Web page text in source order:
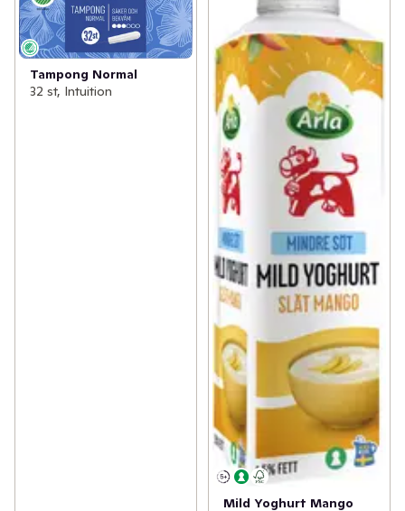
Tampong Normal
32 st, Intuition
Mild Yoghurt Mango